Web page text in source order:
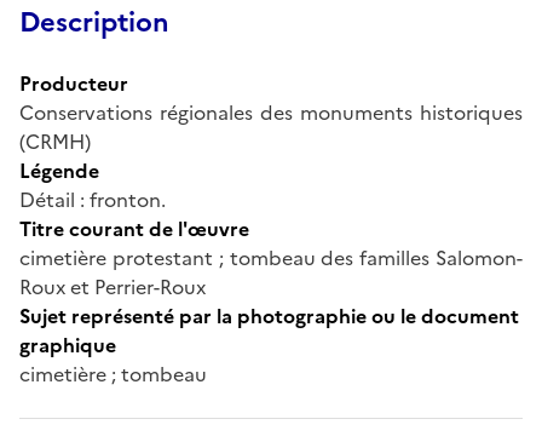
Description
Producteur
Conservations régionales des monuments historiques
(CRMH)
Légende
Détail : fronton.
Titre courant de l'œuvre
cimetière protestant ; tombeau des familles Salomon-
Roux et Perrier-Roux
Sujet représenté par la photographie ou le document
graphique
cimetière ; tombeau